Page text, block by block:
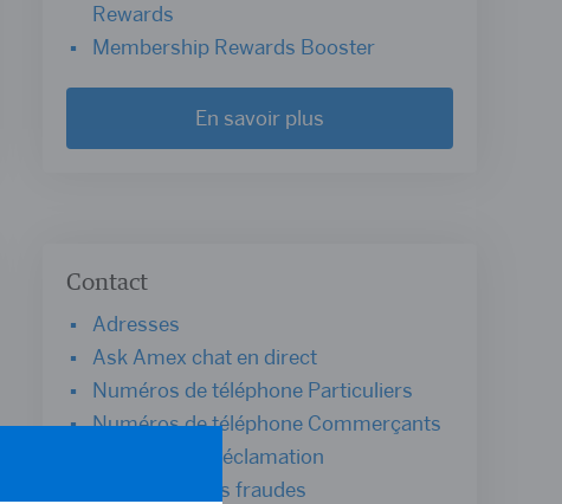
Rewards
Membership Rewards Booster
En savoir plus
Contact
Adresses
Ask Amex chat en direct
Numéros de téléphone Particuliers
Numéros de téléphone Commerçants
Déposer une réclamation
Prevention des fraudes